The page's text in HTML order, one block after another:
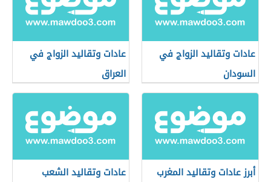
عادات وتقاليد الزواج في
السودان
عادات وتقاليد الزواج في
العراق
أبرز عادات وتقاليد المغرب
عادات وتقاليد الشعب